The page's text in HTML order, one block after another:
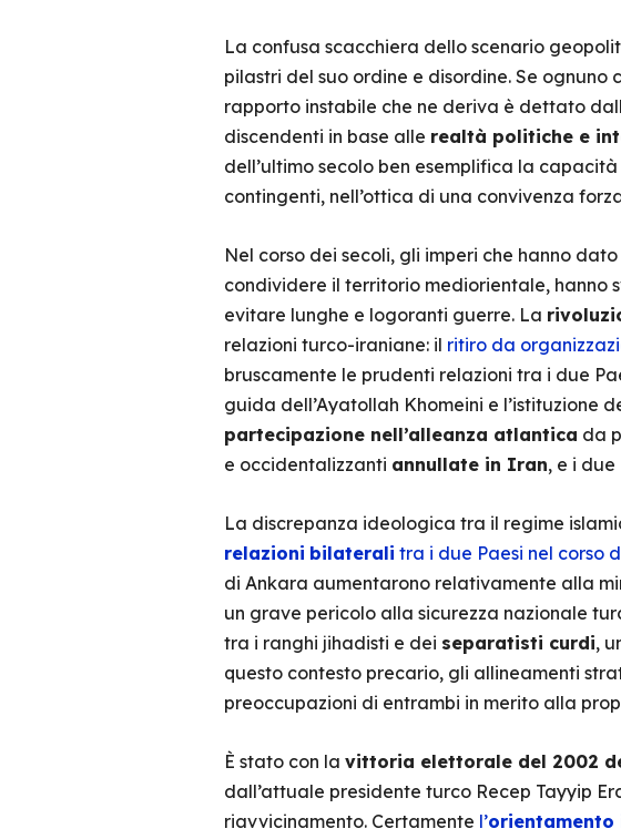
La confusa scacchiera dello scenario
pilastri del suo ordine e disordine. Se ognuno
rapporto instabile che ne deriva è dettato
discendenti in base alle realtà politiche e
dell’ultimo secolo ben esemplifica la
contingenti, nell’ottica di una convivenza
Nel corso dei secoli, gli imperi che hanno
condividere il territorio mediorientale, hanno
evitare lunghe e logoranti guerre. La
relazioni turco-iraniane: il ritiro da
bruscamente le prudenti relazioni tra i due
guida dell’Ayatollah Khomeini e l’istituzione
partecipazione nell’alleanza atlantica da
e occidentalizzanti annullate in Iran, e i
La discrepanza ideologica tra il regime
relazioni bilaterali tra i due Paesi nel corso
di Ankara aumentarono relativamente alla
un grave pericolo alla sicurezza nazionale
tra i ranghi jihadisti e dei separatisti curdi,
questo contesto precario, gli allineamenti
preoccupazioni di entrambi in merito alla
È stato con la vittoria elettorale del 2002
dall’attuale presidente turco Recep Tayyip
riavvicinamento. Certamente l’orientamento